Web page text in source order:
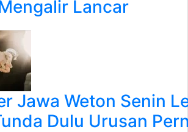
Lancar
Jawa Weton Senin
Dulu Urusan